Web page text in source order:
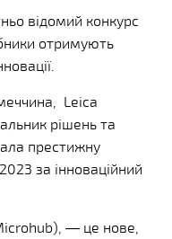
відомий конкурс
отримують
Leica
рішень та
престижну
за інноваційний
— цe нове,